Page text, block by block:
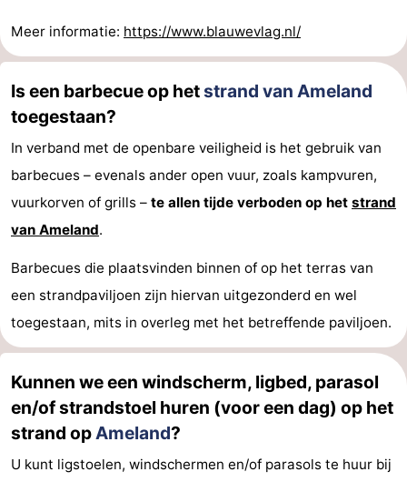
Meer informatie: https://www.blauwevlag.nl/
Is een barbecue op hetstrand van Ameland
toegestaan?
In verband met de openbare veiligheid is het gebruik van
barbecues – evenals ander open vuur, zoals kampvuren,
vuurkorven of grills – te allen tijde verboden op het strand
van Ameland.
Barbecues die plaatsvinden binnen of op het terras van
een strandpaviljoen zijn hiervan uitgezonderd en wel
toegestaan, mits in overleg met het betreffende paviljoen.
Kunnen we een windscherm, ligbed, parasol
en/of strandstoel huren (voor een dag) op het
strand opAmeland?
U kunt ligstoelen, windschermen en/of parasols te huur bij